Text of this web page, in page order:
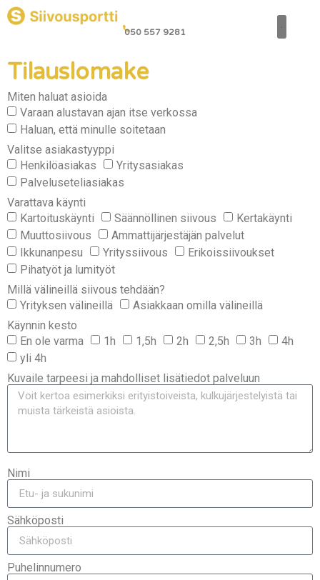
050 557 9281
Tilauslomake
Miten haluat asioida
Varaan alustavan ajan itse verkossa
Haluan, että minulle soitetaan
Valitse asiakastyyppi
Henkilöasiakas
Yritysasiakas
Palveluseteliasiakas
Varattava käynti
Kartoituskäynti
Säännöllinen siivous
Kertakäynti
Muuttosiivous
Ammattijärjestäjän palvelut
Ikkunanpesu
Yrityssiivous
Erikoissiivoukset
Pihatyöt ja lumityöt
Millä välineillä siivous tehdään?
Yrityksen välineillä
Asiakkaan omilla välineillä
Käynnin kesto
En ole varma
1h 1,5h 2h 2,5h 3h
4h
yli 4h
Kuvaile tarpeesi ja mahdolliset lisätiedot palveluun
Nimi
Sähköposti
Puhelinnumero